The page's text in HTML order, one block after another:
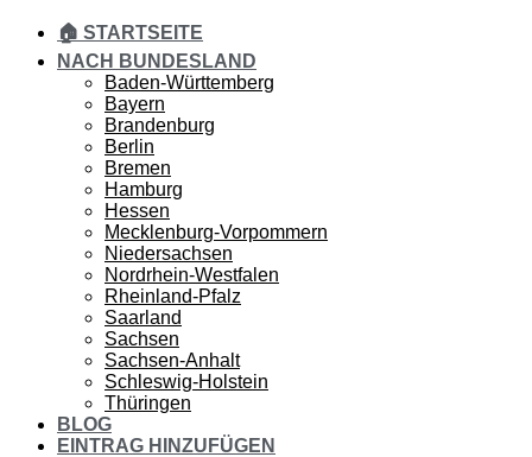
🏠 STARTSEITE
NACH BUNDESLAND
Baden-Württemberg
Bayern
Brandenburg
Berlin
Bremen
Hamburg
Hessen
Mecklenburg-Vorpommern
Niedersachsen
Nordrhein-Westfalen
Rheinland-Pfalz
Saarland
Sachsen
Sachsen-Anhalt
Schleswig-Holstein
Thüringen
BLOG
EINTRAG HINZUFÜGEN